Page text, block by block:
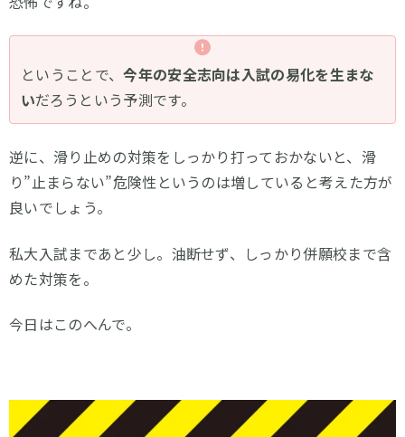
ということで、今年の安全志向は入試の易化を生まな
いだろうという予測です。
逆に、滑り止めの対策をしっかり打っておかないと、滑
り”止まらない”危険性というのは増していると考えた方が
良いでしょう。
私大入試まであと少し。油断せず、しっかり併願校まで含
めた対策を。
今日はこのへんで。